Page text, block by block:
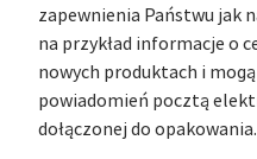
zapewnienia Państwu jak
na przykład informacje o
nowych produktach i
powiadomień pocztą
dołączonej do opakowania.